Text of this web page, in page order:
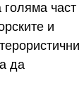
част
и
да